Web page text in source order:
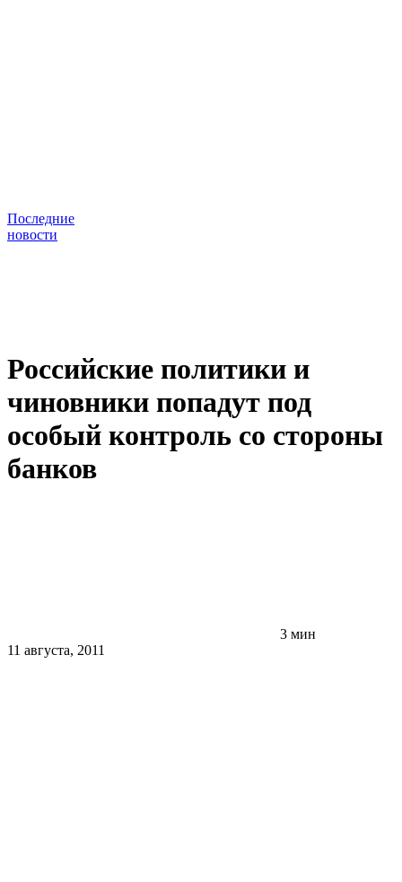
Последние
новости
Российские политики и
чиновники попадут под
особый контроль со стороны
банков
3 мин
11 августа, 2011